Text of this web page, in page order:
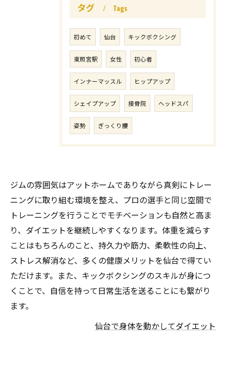
タグ Tags
初めて 仙台 キックボクシング
東照宮駅 女性 初心者
インナーマッスル ヒップアップ
シェイプアップ 接骨院 ヘッドスパ
姿勢 ぎっくり腰
ジムの雰囲気はアットホームでありながら真剣にトレー
ニングに取り組む環境を整え、プロの選手と同じ空間で
トレーニングを行うことでモチベーションも自然と高ま
り、ダイエットを継続しやすくなります。体重を減らす
ことはもちろんのこと、持久力や筋力、柔軟性の向上、
ストレス解消など、多くの健康メリットを仙台で得てい
ただけます。また、キックボクシングのスキルが身につ
くことで、自信を持って日常生活を送ることにも繋がり
ます。
仙台で身体を動かしてダイエット